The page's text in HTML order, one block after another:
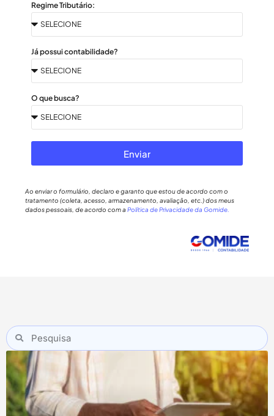
Regime Tributário:
Já possui contabilidade?
O que busca?
Enviar
Ao enviar o formulário, declaro e garanto que estou de acordo com o
tratamento (coleta, acesso, armazenamento, avaliação, etc.) dos meus
dados pessoais, de acordo com a Política de Privacidade da Gomide.